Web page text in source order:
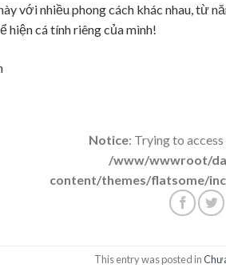
với nhiều phong cách khác nhau, từ
hiện cá tính riêng của mình!
Notice: Trying to
/www/wwwroot/
content/themes/flatsome/
This entry was posted in